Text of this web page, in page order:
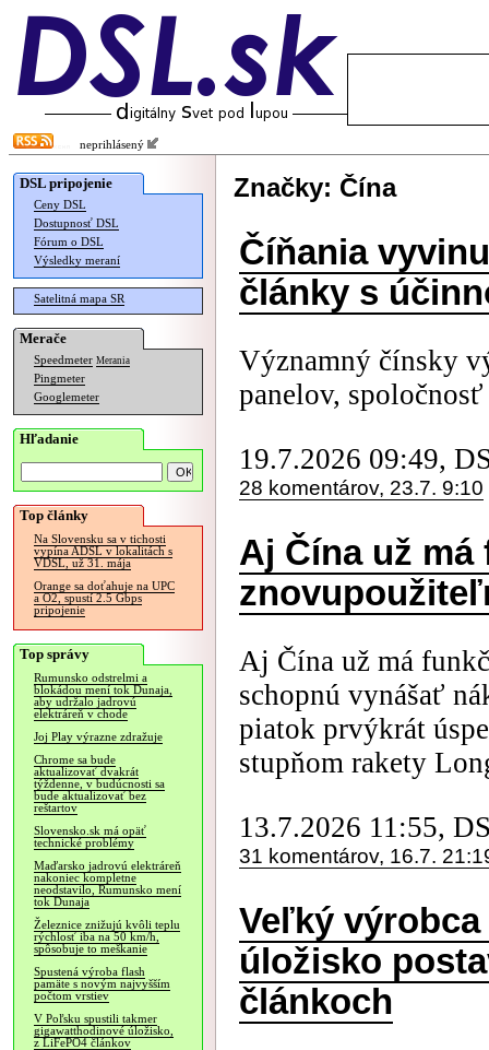
neprihlásený
DSL pripojenie
Ceny DSL
Dostupnosť DSL
Fórum o DSL
Výsledky meraní
Satelitná mapa SR
Merače
Speedmeter Merania
Pingmeter
Googlemeter
Hľadanie
Top články
Na Slovensku sa v tichosti
vypína ADSL v lokalitách s
VDSL, už 31. mája
Orange sa doťahuje na UPC
a O2, spustí 2.5 Gbps
pripojenie
Top správy
Rumunsko odstrelmi a
blokádou mení tok Dunaja,
aby udržalo jadrovú
elektráreň v chode
Joj Play výrazne zdražuje
Chrome sa bude
aktualizovať dvakrát
týždenne, v budúcnosti sa
bude aktualizovať bez
reštartov
Slovensko.sk má opäť
technické problémy
Maďarsko jadrovú elektráreň
nakoniec kompletne
neodstavilo, Rumunsko mení
tok Dunaja
Železnice znižujú kvôli teplu
rýchlosť iba na 50 km/h,
spôsobuje to meškanie
Spustená výroba flash
pamäte s novým najvyšším
počtom vrstiev
V Poľsku spustili takmer
gigawatthodinové úložisko,
z LiFePO4 článkov
Značky: Čína
Číňania
články s
Významný čínsky
panelov,
19.7.2026 09:49,
28 komentárov, 23.7. 9:10
Aj Čína už má
Aj Čína už má
schopnú vynášať
piatok prvýkrát
stupňom rakety
13.7.2026 11:55,
31 komentárov, 16.7.
Veľký
úložisko
článkoch